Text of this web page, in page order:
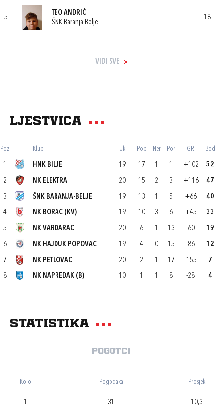
5
TEO ANDRIĆ
ŠNK Baranja-Belje
18
VIDI SVE
Ljestvica
Poz Klub Uk Pob Ner Por GR Bod
1 HNK BILJE 19 17 1 1 +102 52
2 NK ELEKTRA 20 15 2 3 +116 47
3 ŠNK BARANJA-BELJE 19 13 1 5 +66 40
4 NK BORAC (KV) 19 10 3 6 +45 33
5 NK VARDARAC 20 6 1 13 -60 19
6 NK HAJDUK POPOVAC 19 4 0 15 -86 12
7 NK PETLOVAC 20 2 1 17 -155 7
8 NK NAPREDAK (B) 10 1 1 8 -28 4
Statistika
Pogotci
Kolo Pogodaka Prosjek
1 31 10,3